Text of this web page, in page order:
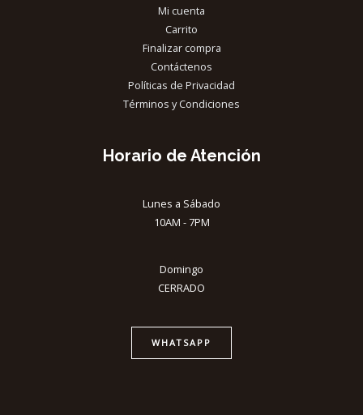
Mi cuenta
Carrito
Finalizar compra
Contáctenos
Políticas de Privacidad
Términos y Condiciones
Horario de Atención
Lunes a Sábado
10AM - 7PM
Domingo
CERRADO
WHATSAPP